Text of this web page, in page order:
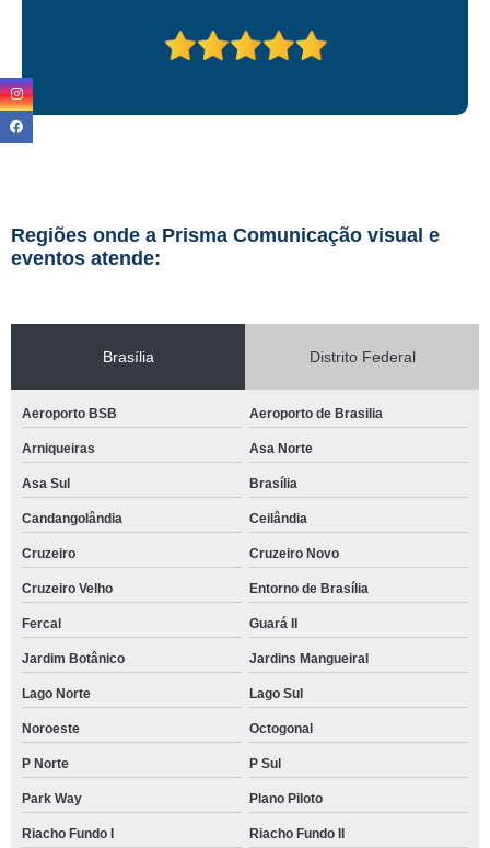
Regiões onde a Prisma Comunicação visual e
eventos atende:
Brasília Distrito Federal
Aeroporto BSB Aeroporto de Brasilia
Arniqueiras Asa Norte
Asa Sul Brasília
Candangolândia Ceilândia
Cruzeiro Cruzeiro Novo
Cruzeiro Velho Entorno de Brasília
Fercal Guará II
Jardim Botânico Jardins Mangueiral
Lago Norte Lago Sul
Noroeste Octogonal
P Norte P Sul
Park Way Plano Piloto
Riacho Fundo I Riacho Fundo II